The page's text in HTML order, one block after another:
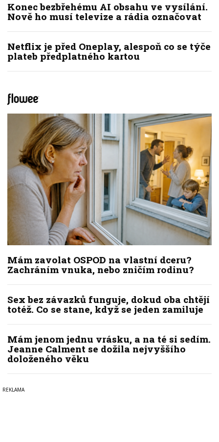
Konec bezbřehému AI obsahu ve vysílání.
Nově ho musí televize a rádia označovat
Netflix je před Oneplay, alespoň co se týče
plateb předplatného kartou
Mám zavolat OSPOD na vlastní dceru?
Zachráním vnuka, nebo zničím rodinu?
Sex bez závazků funguje, dokud oba chtějí
totéž. Co se stane, když se jeden zamiluje
Mám jenom jednu vrásku, a na té si sedím.
Jeanne Calment se dožila nejvyššího
doloženého věku